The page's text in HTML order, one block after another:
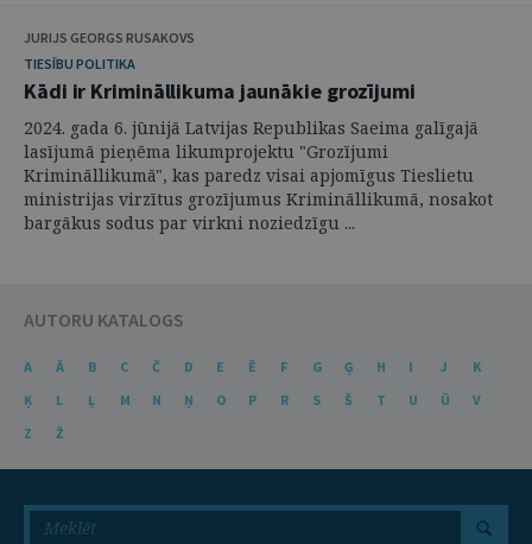
JURIJS GEORGS RUSAKOVS
TIESĪBU POLITIKA
Kādi ir Krimināllikuma jaunākie grozījumi
2024. gada 6. jūnijā Latvijas Republikas Saeima galīgajā
lasījumā pieņēma likumprojektu "Grozījumi
Krimināllikumā", kas paredz visai apjomīgus Tieslietu
ministrijas virzītus grozījumus Krimināllikumā, nosakot
bargākus sodus par virkni noziedzīgu ...
AUTORU KATALOGS
A Ā B C Č D E Ē F G Ģ H I J
K
Ķ
L Ļ M N Ņ O P R S Š T U Ū
V
Z
Ž